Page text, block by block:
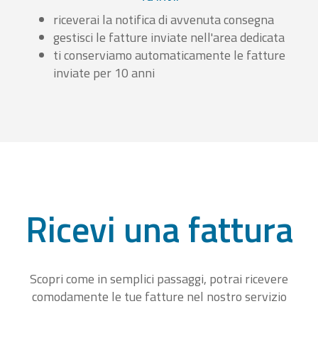
riceverai la notifica di avvenuta consegna
gestisci le fatture inviate nell'area dedicata
ti conserviamo automaticamente le fatture
inviate per 10 anni
Ricevi una fattura
Scopri come in semplici passaggi, potrai ricevere
comodamente le tue fatture nel nostro servizio